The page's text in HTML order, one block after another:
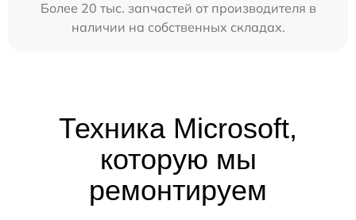
Более 20 тыс. запчастей от производителя в
наличии на собственных складах.
Техника Microsoft,
которую мы
ремонтируем